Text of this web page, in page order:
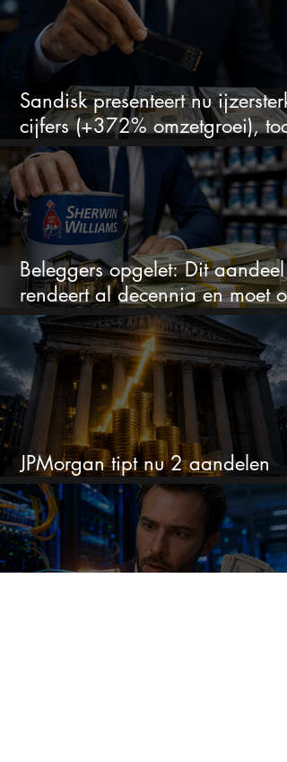
Sandisk presenteert nu
cijfers (+372% omzetgroei), toch
zakt het aandeel weg
Beleggers opgelet: Dit aandeel
rendeert al decennia en moet op
je watchlist staan!
JPMorgan tipt nu 2 aandelen
voor augustus